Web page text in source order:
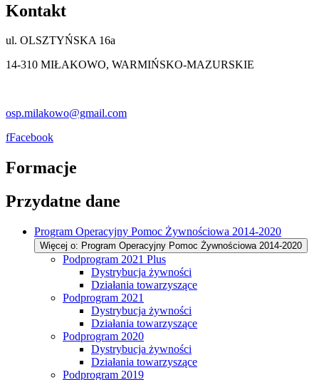
Kontakt
ul. OLSZTYŃSKA 16a
14-310 MIŁAKOWO, WARMIŃSKO-MAZURSKIE
osp.milakowo@gmail.com
fFacebook
Formacje
Przydatne dane
Program Operacyjny Pomoc Żywnościowa 2014-2020
Więcej o: Program Operacyjny Pomoc Żywnościowa 2014-2020
Podprogram 2021 Plus
Dystrybucja żywności
Działania towarzyszące
Podprogram 2021
Dystrybucja żywności
Działania towarzyszące
Podprogram 2020
Dystrybucja żywności
Działania towarzyszące
Podprogram 2019